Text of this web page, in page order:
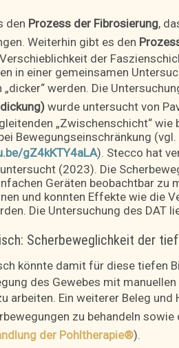
den Prozess der Fibrosierung,
Weiterhin gibt es den
der
in einer gemeinsamen
„dicker“ werden. Die
wurde untersucht von
„Zwischenschicht“
Bewegungseinschränkung (vgl.
gZ4kKTY4aLA). Stecco hat
(2023). Die
Geräten beobachtbar zu
und konnten Effekte wie die
Die Untersuchung des DAT
Scherbeweglichkeit der
könnte damit für diese tiefen
des Gewebes mit
arbeiten. Ein weiterer Beleg
zu behandeln sowie
der Pohltherapie®).